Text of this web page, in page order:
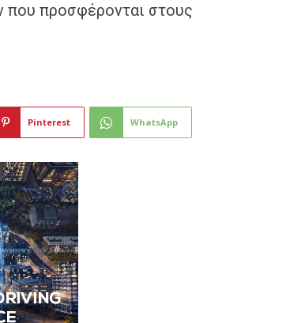
που προσφέρονται στους
Pinterest WhatsApp